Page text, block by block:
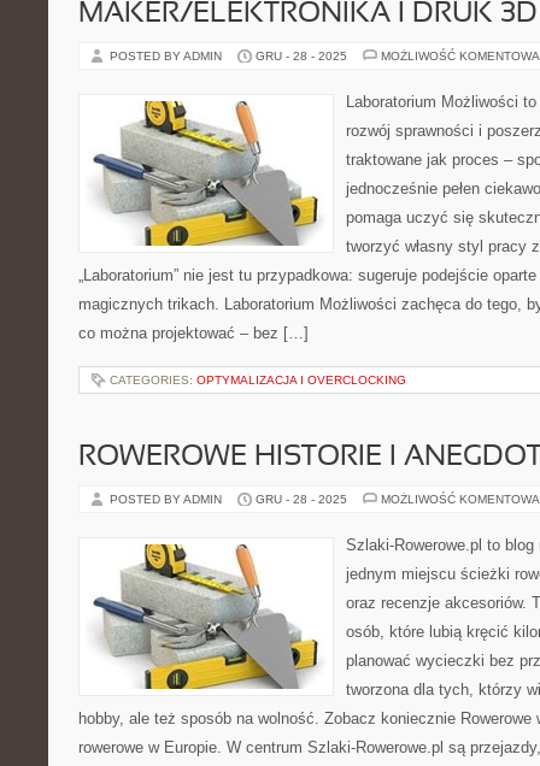
MAKER/ELEKTRONIKA I DRUK 3D
POSTED BY ADMIN GRU - 28 - 2025 MOŻLIWOŚĆ
Laboratorium Możliwości
rozwój sprawności i
traktowane jak proces –
jednocześnie pełen
pomaga uczyć się
tworzyć własny styl pracy
„Laboratorium” nie jest tu przypadkowa: sugeruje podejście
magicznych trikach. Laboratorium Możliwości zachęca do tego,
co można projektować – bez […]
CATEGORIES: OPTYMALIZACJA I OVERCLOCKING
ROWEROWE HISTORIE I
POSTED BY ADMIN GRU - 28 - 2025 MOŻLIWOŚĆ
Szlaki-Rowerowe.pl to blog
jednym miejscu ścieżki
oraz recenzje akcesoriów.
osób, które lubią kręcić
planować wycieczki bez
tworzona dla tych, którzy
hobby, ale też sposób na wolność. Zobacz koniecznie
rowerowe w Europie. W centrum Szlaki-Rowerowe.pl są